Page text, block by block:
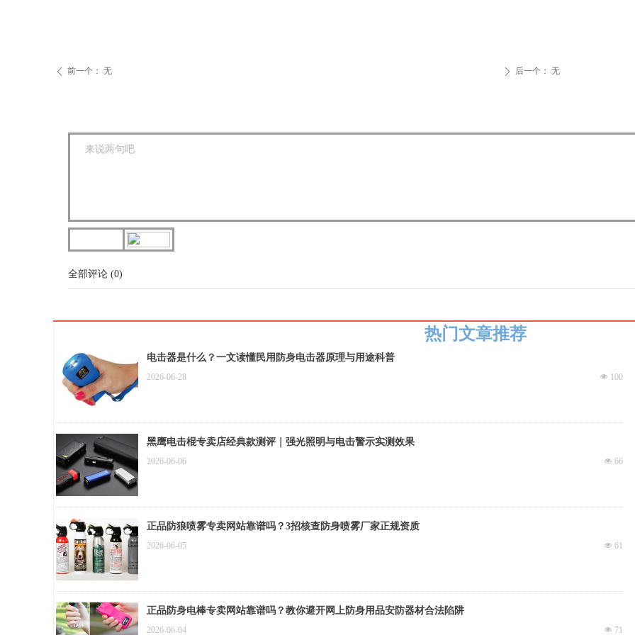
全部评论 (0)
热门文章推荐
电击器是什么？一文读懂民用防身电击器原理与用途科普
넶 100
2026-06-28
黑鹰电击棍专卖店经典款测评｜强光照明与电击警示实测效果
넶 66
2026-06-06
正品防狼喷雾专卖网站靠谱吗？3招核查防身喷雾厂家正规资质
넶 61
2026-06-05
正品防身电棒专卖网站靠谱吗？教你避开网上防身用品安防器材合法陷阱
넶 71
2026-06-04
ꄴ 前一个： 无 ꄲ 后一个： 无